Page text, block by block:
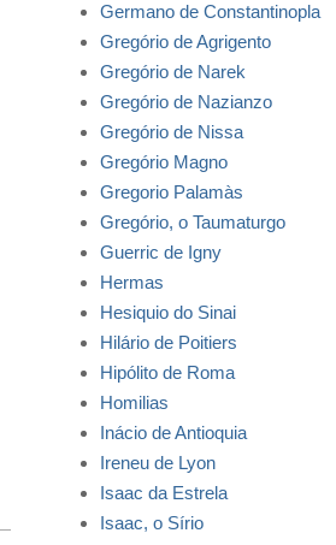
Germano de Constantinopla
Gregório de Agrigento
Gregório de Narek
Gregório de Nazianzo
Gregório de Nissa
Gregório Magno
Gregorio Palamàs
Gregório, o Taumaturgo
Guerric de Igny
Hermas
Hesiquio do Sinai
Hilário de Poitiers
Hipólito de Roma
Homilias
Inácio de Antioquia
Ireneu de Lyon
Isaac da Estrela
Isaac, o Sírio